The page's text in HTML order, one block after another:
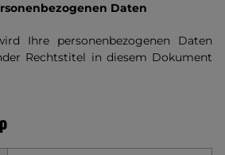
Daten
Ihre personenbezogenen Daten
Rechtstitel in diesem Dokument